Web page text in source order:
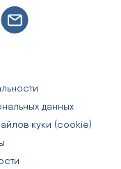
данных
куки (cookie)